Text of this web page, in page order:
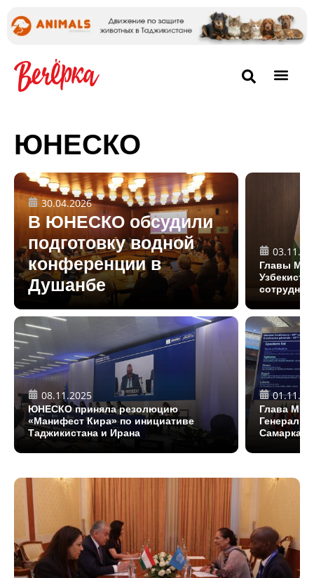
ЮНЕСКО
30.04.2026
В ЮНЕСКО обсудили
подготовку водной
конференции в
Душанбе
08.11.2025
ЮНЕСКО приняла резолюцию
«Манифест Кира» по инициативе
Таджикистана и Ирана
Главы
Глава МИД